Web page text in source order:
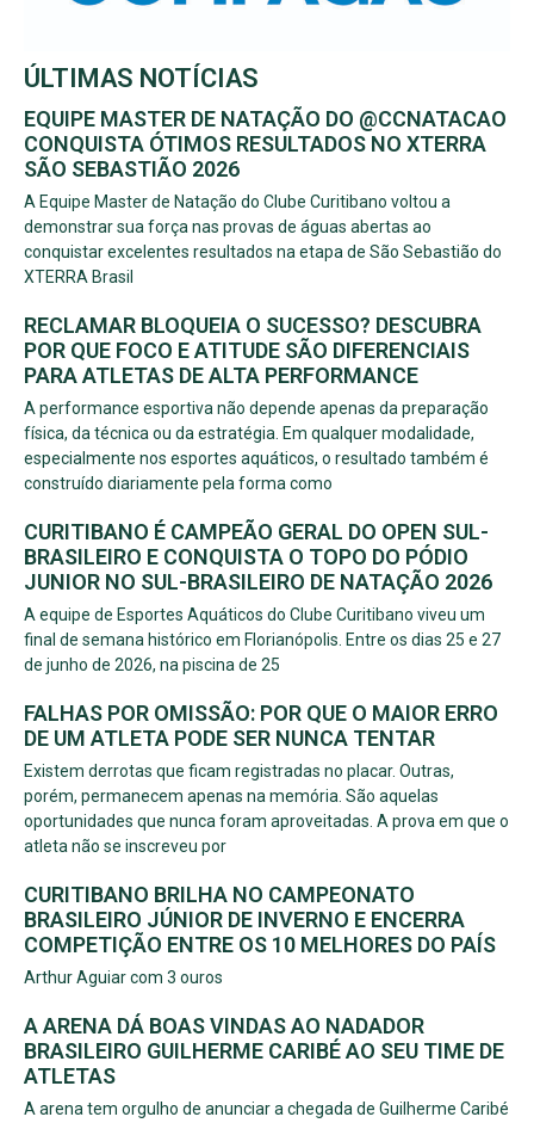
ÚLTIMAS NOTÍCIAS
EQUIPE MASTER DE NATAÇÃO DO @CCNATACAO
CONQUISTA ÓTIMOS RESULTADOS NO XTERRA
SÃO SEBASTIÃO 2026
A Equipe Master de Natação do Clube Curitibano voltou a
demonstrar sua força nas provas de águas abertas ao
conquistar excelentes resultados na etapa de São Sebastião do
XTERRA Brasil
RECLAMAR BLOQUEIA O SUCESSO? DESCUBRA
POR QUE FOCO E ATITUDE SÃO DIFERENCIAIS
PARA ATLETAS DE ALTA PERFORMANCE
A performance esportiva não depende apenas da preparação
física, da técnica ou da estratégia. Em qualquer modalidade,
especialmente nos esportes aquáticos, o resultado também é
construído diariamente pela forma como
CURITIBANO É CAMPEÃO GERAL DO OPEN SUL-
BRASILEIRO E CONQUISTA O TOPO DO PÓDIO
JUNIOR NO SUL-BRASILEIRO DE NATAÇÃO 2026
A equipe de Esportes Aquáticos do Clube Curitibano viveu um
final de semana histórico em Florianópolis. Entre os dias 25 e 27
de junho de 2026, na piscina de 25
FALHAS POR OMISSÃO: POR QUE O MAIOR ERRO
DE UM ATLETA PODE SER NUNCA TENTAR
Existem derrotas que ficam registradas no placar. Outras,
porém, permanecem apenas na memória. São aquelas
oportunidades que nunca foram aproveitadas. A prova em que o
atleta não se inscreveu por
CURITIBANO BRILHA NO CAMPEONATO
BRASILEIRO JÚNIOR DE INVERNO E ENCERRA
COMPETIÇÃO ENTRE OS 10 MELHORES DO PAÍS
Arthur Aguiar com 3 ouros
A ARENA DÁ BOAS VINDAS AO NADADOR
BRASILEIRO GUILHERME CARIBÉ AO SEU TIME DE
ATLETAS
A arena tem orgulho de anunciar a chegada de Guilherme Caribé